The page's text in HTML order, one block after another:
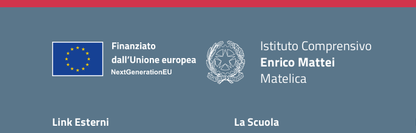
Istituto Comprensivo
Enrico Mattei
Matelica
Link Esterni La Scuola